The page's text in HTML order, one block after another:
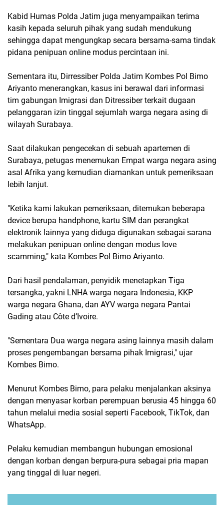
Kabid Humas Polda Jatim juga menyampaikan terima
kasih kepada seluruh pihak yang sudah mendukung
sehingga dapat mengungkap secara bersama-sama tindak
pidana penipuan online modus percintaan ini.
Sementara itu, Dirressiber Polda Jatim Kombes Pol Bimo
Ariyanto menerangkan, kasus ini berawal dari informasi
tim gabungan Imigrasi dan Ditressiber terkait dugaan
pelanggaran izin tinggal sejumlah warga negara asing di
wilayah Surabaya.
Saat dilakukan pengecekan di sebuah apartemen di
Surabaya, petugas menemukan Empat warga negara asing
asal Afrika yang kemudian diamankan untuk pemeriksaan
lebih lanjut.
"Ketika kami lakukan pemeriksaan, ditemukan beberapa
device berupa handphone, kartu SIM dan perangkat
elektronik lainnya yang diduga digunakan sebagai sarana
melakukan penipuan online dengan modus love
scamming," kata Kombes Pol Bimo Ariyanto.
Dari hasil pendalaman, penyidik menetapkan Tiga
tersangka, yakni LNHA warga negara Indonesia, KKP
warga negara Ghana, dan AYV warga negara Pantai
Gading atau Côte d’Ivoire.
"Sementara Dua warga negara asing lainnya masih dalam
proses pengembangan bersama pihak Imigrasi," ujar
Kombes Bimo.
Menurut Kombes Bimo, para pelaku menjalankan aksinya
dengan menyasar korban perempuan berusia 45 hingga 60
tahun melalui media sosial seperti Facebook, TikTok, dan
WhatsApp.
Pelaku kemudian membangun hubungan emosional
dengan korban dengan berpura-pura sebagai pria mapan
yang tinggal di luar negeri.